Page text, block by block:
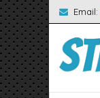
Email: